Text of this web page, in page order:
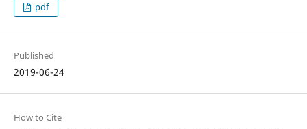
pdf
Published
2019-06-24
How to Cite